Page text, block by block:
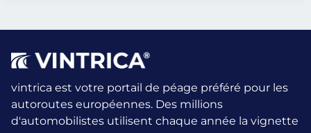
vintrica est votre portail de péage préféré pour les
autoroutes européennes. Des millions
d'automobilistes utilisent chaque année la vignette